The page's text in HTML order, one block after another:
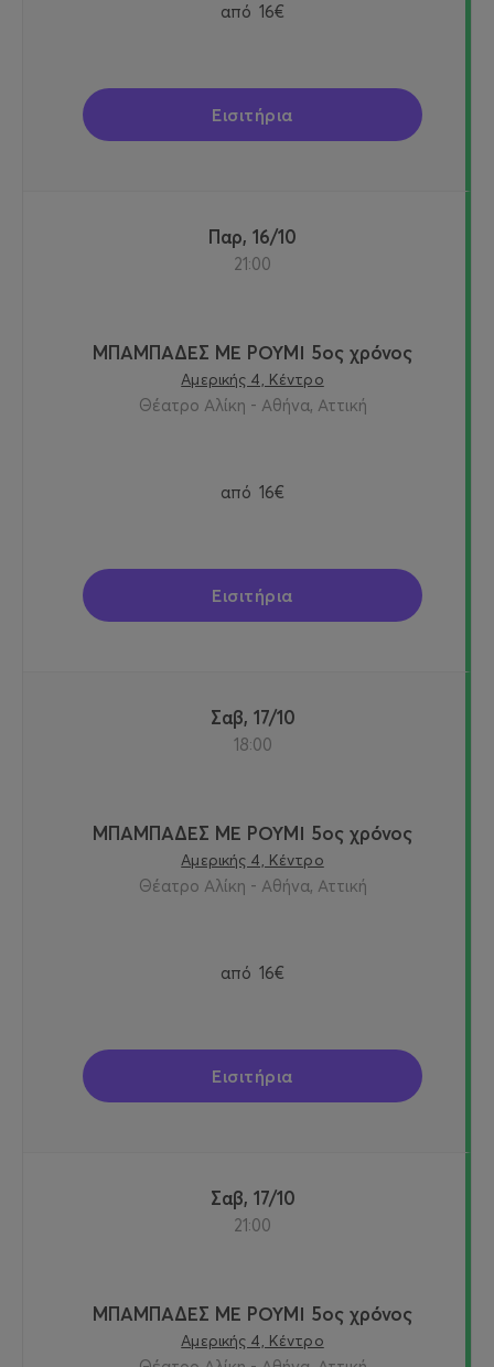
από 16€
Εισιτήρια
Παρ, 16/10
21:00
ΜΠΑΜΠΑΔΕΣ ΜΕ ΡΟΥΜΙ 5ος χρόνος
Αμερικής 4, Κέντρο
Θέατρο Αλίκη - Αθήνα, Αττική
από 16€
Εισιτήρια
Σαβ, 17/10
18:00
ΜΠΑΜΠΑΔΕΣ ΜΕ ΡΟΥΜΙ 5ος χρόνος
Αμερικής 4, Κέντρο
Θέατρο Αλίκη - Αθήνα, Αττική
από 16€
Εισιτήρια
Σαβ, 17/10
21:00
ΜΠΑΜΠΑΔΕΣ ΜΕ ΡΟΥΜΙ 5ος χρόνος
Αμερικής 4, Κέντρο